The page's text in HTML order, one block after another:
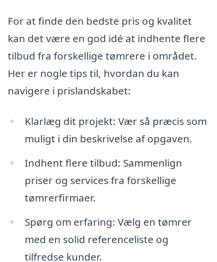
For at finde den bedste pris og kvalitet
kan det være en god idé at indhente flere
tilbud fra forskellige tømrere i området.
Her er nogle tips til, hvordan du kan
navigere i prislandskabet:
Klarlæg dit projekt: Vær så præcis som
muligt i din beskrivelse af opgaven.
Indhent flere tilbud: Sammenlign
priser og services fra forskellige
tømrerfirmaer.
Spørg om erfaring: Vælg en tømrer
med en solid referenceliste og
tilfredse kunder.